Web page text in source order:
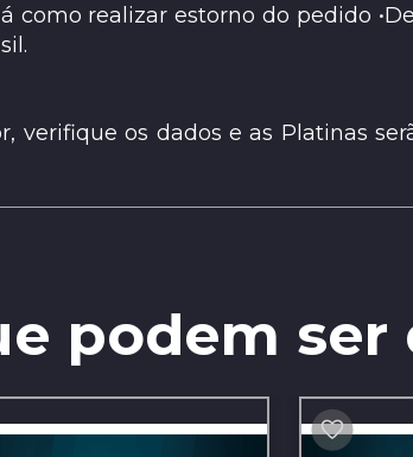
como realizar estorno do pedido
verifique os dados e as Platinas
podem ser